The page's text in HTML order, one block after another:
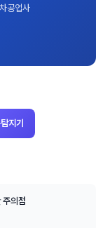
공업사
지기
의점